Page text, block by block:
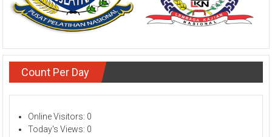
Count Per Day
Online Visitors: 0
Today's Views: 0